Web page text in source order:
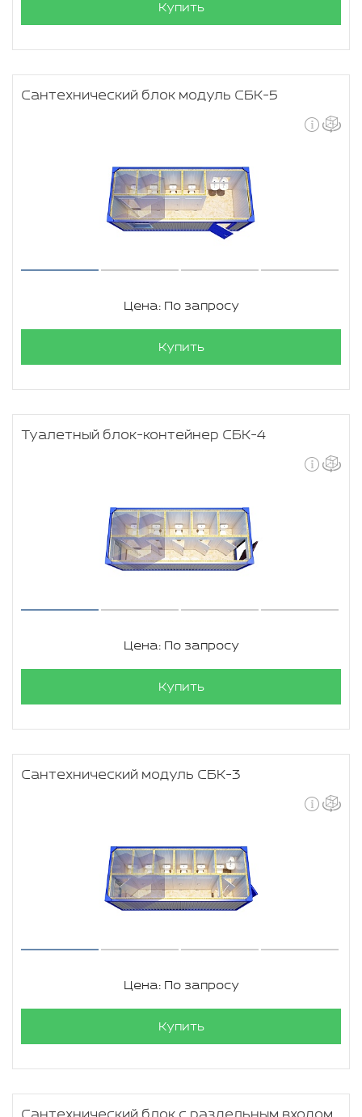
Купить
Сантехнический блок модуль СБК-5
Цена: По запросу
Купить
Туалетный блок-контейнер СБК-4
Цена: По запросу
Купить
Сантехнический модуль СБК-3
Цена: По запросу
Купить